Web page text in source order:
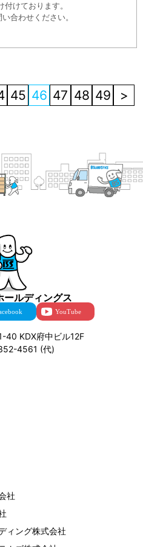
けております。
合わせください。
45 46 47 48 49 >
ールディングス
40 KDX府中ビル12F
4561 (代)
社
ィング株式会社